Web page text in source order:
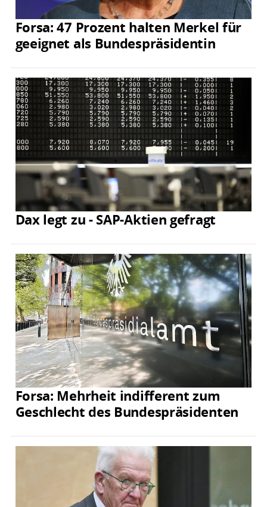
Forsa: 47 Prozent halten Merkel für
geeignet als Bundespräsidentin
Dax legt zu - SAP-Aktien gefragt
Forsa: Mehrheit indifferent zum
Geschlecht des Bundespräsidenten